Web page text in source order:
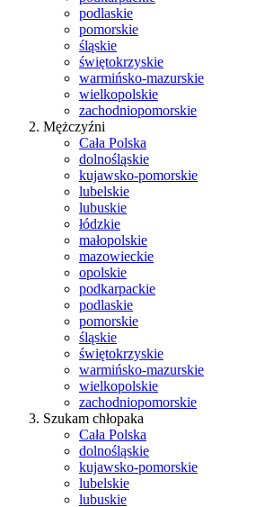
podlaskie
pomorskie
śląskie
świętokrzyskie
warmińsko-mazurskie
wielkopolskie
zachodniopomorskie
Mężczyźni
Cała Polska
dolnośląskie
kujawsko-pomorskie
lubelskie
lubuskie
łódzkie
małopolskie
mazowieckie
opolskie
podkarpackie
podlaskie
pomorskie
śląskie
świętokrzyskie
warmińsko-mazurskie
wielkopolskie
zachodniopomorskie
Szukam chłopaka
Cała Polska
dolnośląskie
kujawsko-pomorskie
lubelskie
lubuskie